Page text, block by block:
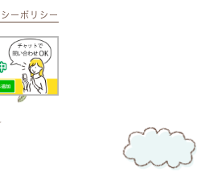
ーポリシー